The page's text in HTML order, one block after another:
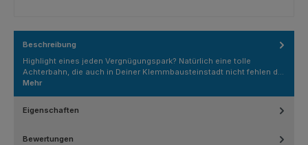
Beschreibung
Highlight eines jeden Vergnügungspark? Natürlich eine tolle
Achterbahn, die auch in Deiner Klemmbausteinstadt nicht fehlen d…
Mehr
Eigenschaften
Bewertungen